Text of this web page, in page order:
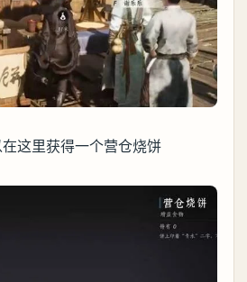
这里获得一个营仓烧饼